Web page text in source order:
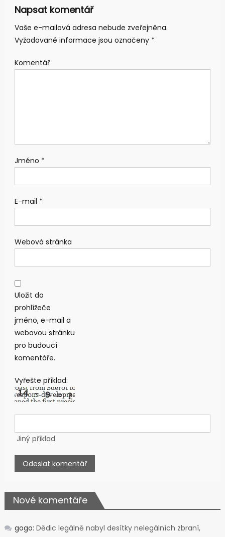
Napsat komentář
Vaše e-mailová adresa nebude zveřejněna.
Vyžadované informace jsou označeny *
Komentář
Jméno *
E-mail *
Webová stránka
Uložit do
prohlížeče
jméno, e-mail a
webovou stránku
pro budoucí
komentáře.
Vyřešte příklad:
Jiný příklad
Nové komentáře
gogo: Dědic legálně nabyl desítky nelegálních zbraní,